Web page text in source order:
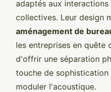
adaptés aux
collectives. Leur design
aménagement de
les entreprises en quête
d'offrir une séparation
touche de
moduler l'acoustique.